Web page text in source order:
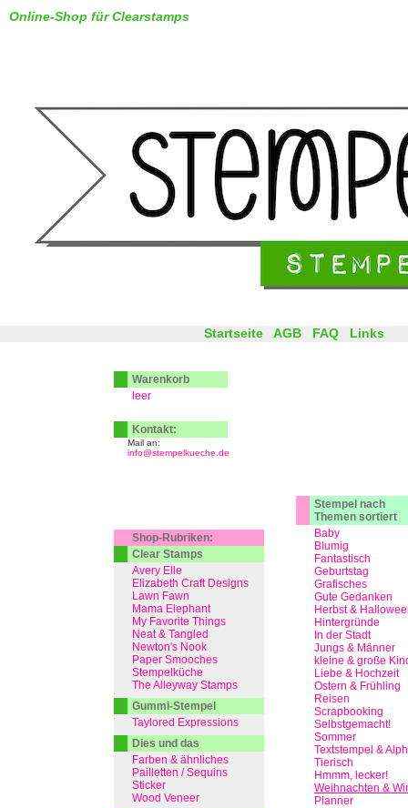
Online-Shop für Clearstamps
Stempel nach
Themen sortiert
Baby
Blumig
Fantastisch
Geburtstag
Grafisches
Gute Gedanken
Herbst &
Hintergründe
In der Stadt
Jungs & Männer
kleine & große
Liebe & Hochzeit
Ostern & Frühling
Reisen
Scrapbooking
Selbstgemacht!
Sommer
Textstempel &
Tierisch
Hmmm, lecker!
Weihnachten &
Planner
Startseite AGB FAQ Links
Warenkorb
leer
Kontakt:
Mail an:
info@stempelkueche.de
Shop-Rubriken:
Clear Stamps
Avery Elle
Elizabeth Craft Designs
Lawn Fawn
Mama Elephant
My Favorite Things
Neat & Tangled
Newton's Nook
Paper Smooches
Stempelküche
The Alleyway Stamps
Gummi-Stempel
Taylored Expressions
Dies und das
Farben & ähnliches
Pailletten / Sequins
Sticker
Wood Veneer